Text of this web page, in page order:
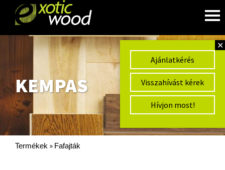
✕
Ajánlatkérés
Visszahívást kérek
Hívjon most!
KEMPAS
Termékek » Fafajták